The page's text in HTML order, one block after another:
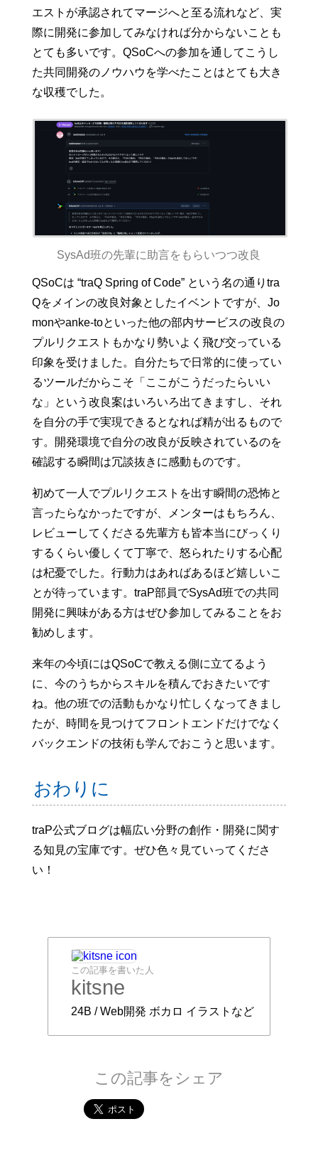
エストが承認されてマージへと至る流れなど、実
際に開発に参加してみなければ分からないことも
とても多いです。QSoCへの参加を通してこうし
た共同開発のノウハウを学べたことはとても大き
な収穫でした。
SysAd班の先輩に助言をもらいつつ改良
QSoCは “traQ Spring of Code” という名の通りtra
Qをメインの改良対象としたイベントですが、Jo
monやanke-toといった他の部内サービスの改良の
プルリクエストもかなり勢いよく飛び交っている
印象を受けました。自分たちで日常的に使ってい
るツールだからこそ「ここがこうだったらいい
な」という改良案はいろいろ出てきますし、それ
を自分の手で実現できるとなれば精が出るもので
す。開発環境で自分の改良が反映されているのを
確認する瞬間は冗談抜きに感動ものです。
初めて一人でプルリクエストを出す瞬間の恐怖と
言ったらなかったですが、メンターはもちろん、
レビューしてくださる先輩方も皆本当にびっくり
するくらい優しくて丁寧で、怒られたりする心配
は杞憂でした。行動力はあればあるほど嬉しいこ
とが待っています。traP部員でSysAd班での共同
開発に興味がある方はぜひ参加してみることをお
勧めします。
来年の今頃にはQSoCで教える側に立てるよう
に、今のうちからスキルを積んでおきたいです
ね。他の班での活動もかなり忙しくなってきまし
たが、時間を見つけてフロントエンドだけでなく
バックエンドの技術も学んでおこうと思います。
おわりに
traP公式ブログは幅広い分野の創作・開発に関す
る知見の宝庫です。ぜひ色々見ていってくださ
い！
この記事を書いた人
kitsne
24B / Web開発 ボカロ イラストなど
この記事をシェア